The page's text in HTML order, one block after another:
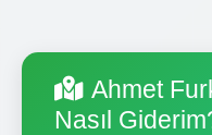
Ahmet
Nasıl